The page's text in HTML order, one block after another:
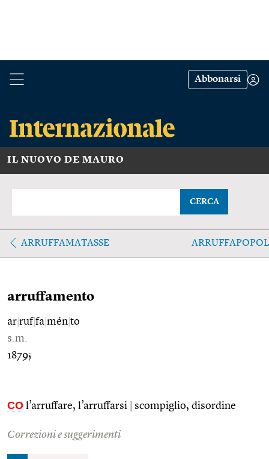
Abbonarsi
IL NUOVO DE MAURO
CERCA
ARRUFFAMATASSE
arruffamento
ar ruf|fa mén to
s.m.
1879;
CO l’arruffare, l’arruffarsi scompiglio, disordine
Correzioni e suggerimenti